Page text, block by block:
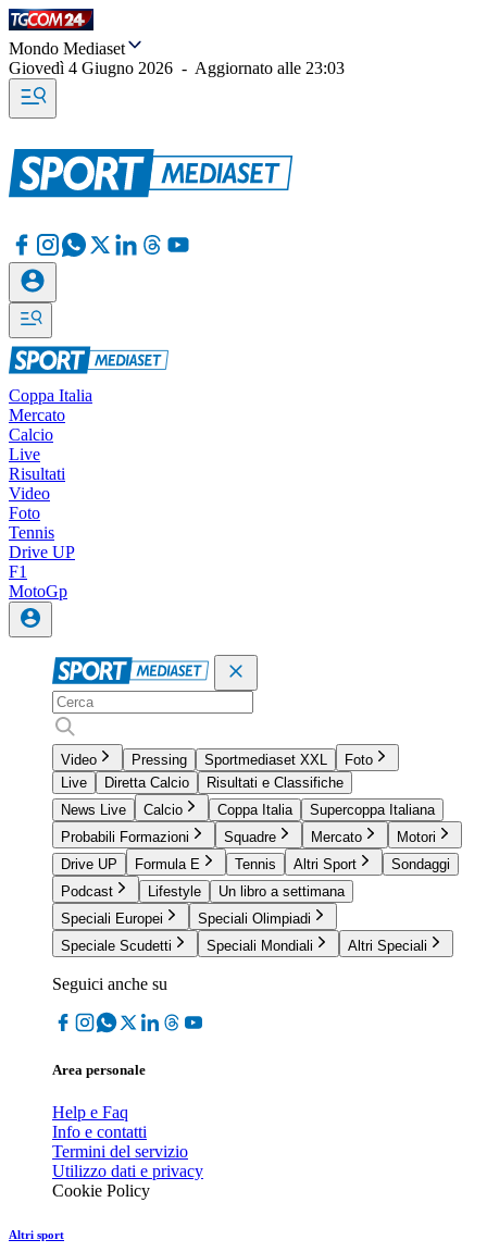
Mondo Mediaset
Giovedì 4 Giugno 2026 - Aggiornato alle 23:03
Coppa Italia
Mercato
Calcio
Live
Risultati
Video
Foto
Tennis
Drive UP
F1
MotoGp
Video Pressing Sportmediaset XXL
Foto
Live
Diretta Calcio
Risultati e Classifiche
News Live
Calcio Coppa Italia
Supercoppa Italiana
Probabili Formazioni
Squadre Mercato
Motori
Drive UP
Formula E Tennis Altri Sport
Sondaggi
Podcast
Lifestyle
Un libro a settimana
Speciali Europei
Speciali Olimpiadi
Speciale Scudetti
Speciali Mondiali Altri Speciali
Seguici anche su
Area personale
Help e Faq
Info e contatti
Termini del servizio
Utilizzo dati e privacy
Cookie Policy
Altri sport